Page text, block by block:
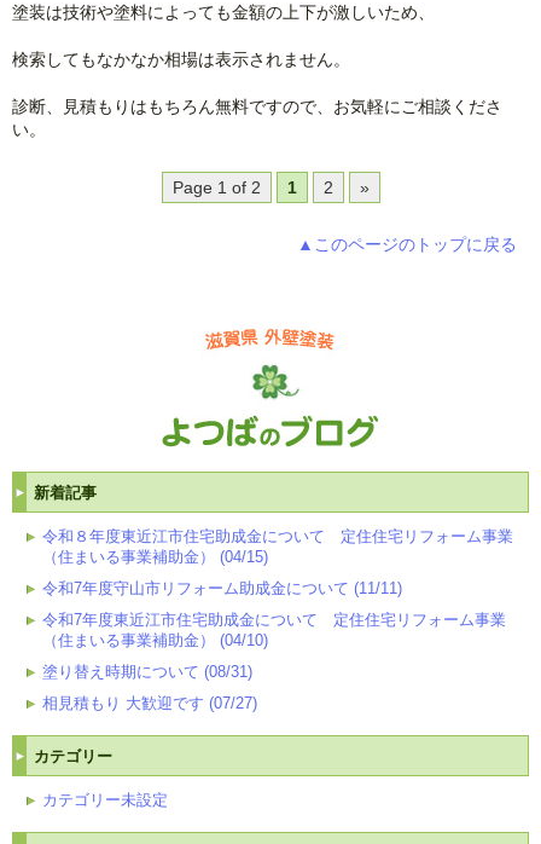
塗装は技術や塗料によっても金額の上下が激しいため、
検索してもなかなか相場は表示されません。
診断、見積もりはもちろん無料ですので、お気軽にご相談くださ
い。
Page 1 of 2 1 2 »
▲このページのトップに戻る
新着記事
令和８年度東近江市住宅助成金について 定住住宅リフォーム事業
（住まいる事業補助金） (04/15)
令和7年度守山市リフォーム助成金について (11/11)
令和7年度東近江市住宅助成金について 定住住宅リフォーム事業
（住まいる事業補助金） (04/10)
塗り替え時期について (08/31)
相見積もり 大歓迎です (07/27)
カテゴリー
カテゴリー未設定